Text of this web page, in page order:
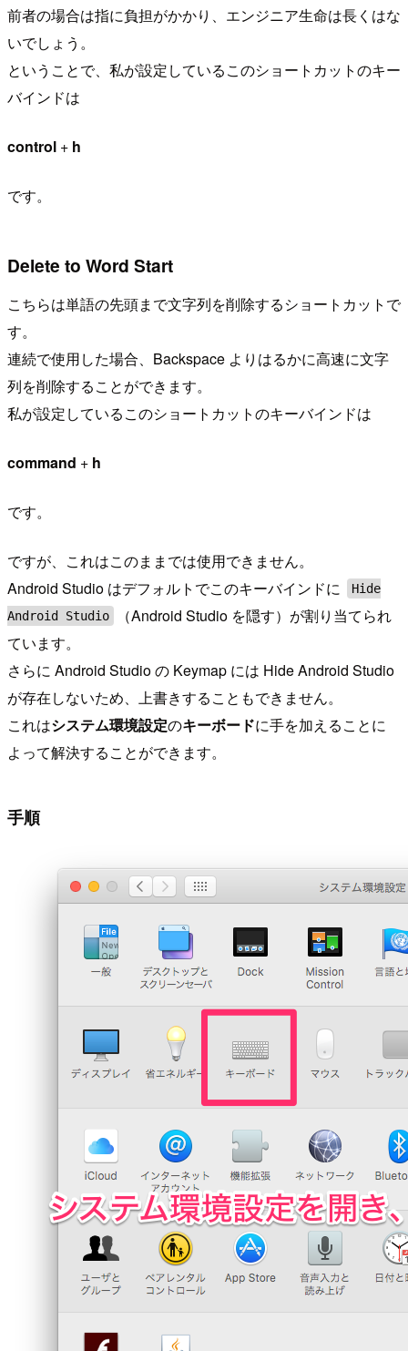
前者の場合は指に負担がかかり、エンジニア生命は長くはな
いでしょう。
ということで、私が設定しているこのショートカットのキー
バインドは
control + h
です。
Delete to Word Start
こちらは単語の先頭まで文字列を削除するショートカットで
す。
連続で使用した場合、Backspace よりはるかに高速に文字
列を削除することができます。
私が設定しているこのショートカットのキーバインドは
command + h
です。
ですが、これはこのままでは使用できません。
Android Studio はデフォルトでこのキーバインドに
Hide
Android Studio
（Android Studio を隠す）が割り当てられ
ています。
さらに Android Studio の Keymap には Hide Android Studio
が存在しないため、上書きすることもできません。
これはシステム環境設定のキーボードに手を加えることに
よって解決することができます。
手順